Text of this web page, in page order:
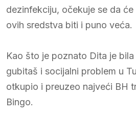
dezinfekciju, očekuje se da
ovih sredstva biti i puno veća.
Kao što je poznato Dita je
gubitaš i socijalni problem u
otkupio i preuzeo najveći BH
Bingo.